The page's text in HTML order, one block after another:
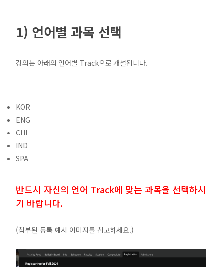
1) 언어별 과목 선택
강의는 아래의 언어별 Track으로 개설됩니다.
KOR
ENG
CHI
IND
SPA
반드시 자신의 언어 Track에 맞는 과목을 선택하시
기 바랍니다.
(첨부된 등록 예시 이미지를 참고하세요.)